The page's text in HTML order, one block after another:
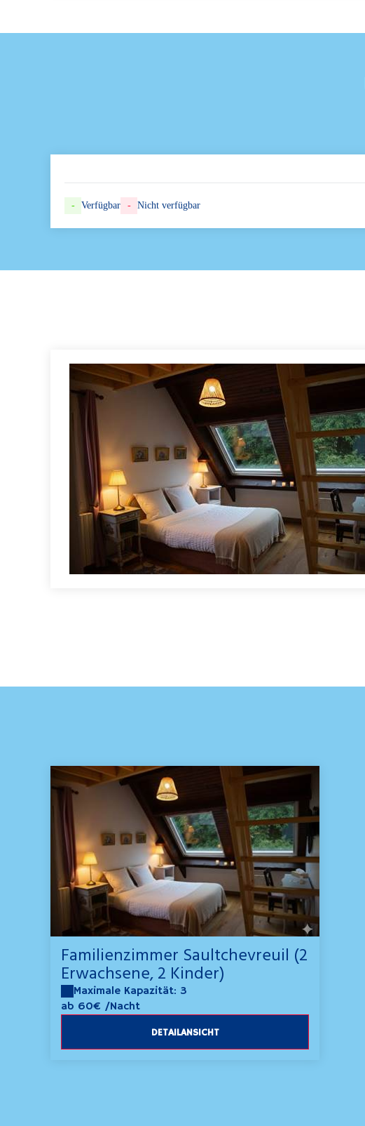
- Verfügbar - Nicht verfügbar
Familienzimmer Saultchevreuil (2
Erwachsene, 2 Kinder)
Maximale Kapazität: 3
ab 60€ /Nacht
DETAILANSICHT